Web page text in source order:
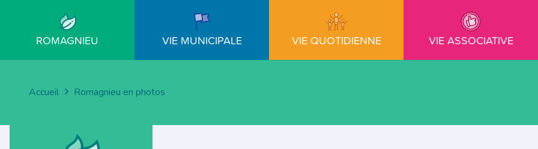
ROMAGNIEU VIE MUNICIPALE VIE QUOTIDIENNE VIE ASSOCIATIVE
Accueil Romagnieu en photos